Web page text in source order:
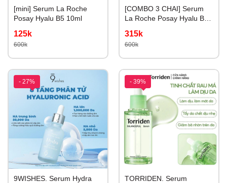
[mini] Serum La Roche
Posay Hyalu B5 10ml
125k
600k
[COMBO 3 CHAI] Serum
La Roche Posay Hyalu B5
315k
600k
- 27%
9WISHES. Serum Hydra
- 39%
TORRIDEN. Serum